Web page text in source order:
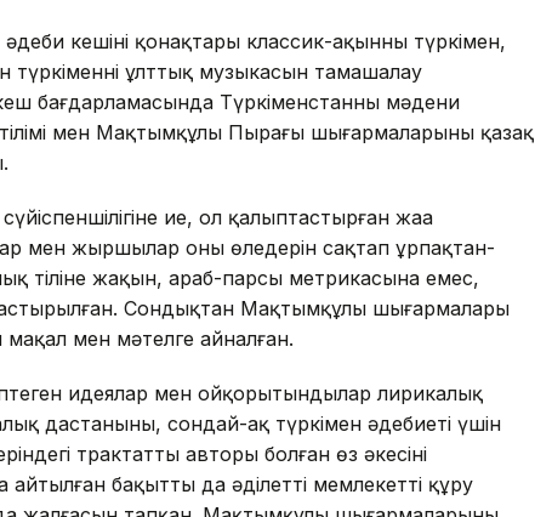
кешінің қонақтары классик-ақынның түркімен,
түркіменнің ұлттық музыкасын тамашалау
бағдарламасында Түркіменстанның мәдени
мен Мақтымқұлы Пырағы шығармаларының қазақ
ие, ол қалыптастырған жаңа
мен жыршылар оның өлеңдерін сақтап ұрпақтан-
тіліне жақын, араб-парсы метрикасына емес,
Сондықтан Мақтымқұлы шығармалары
мен мәтелге айналған.
идеялар мен ойқорытындылар лирикалық
дастанының, сондай-ақ түркімен әдебиеті үшін
трактаттың авторы болған өз әкесінің
бақытты да әділетті мемлекетті құру